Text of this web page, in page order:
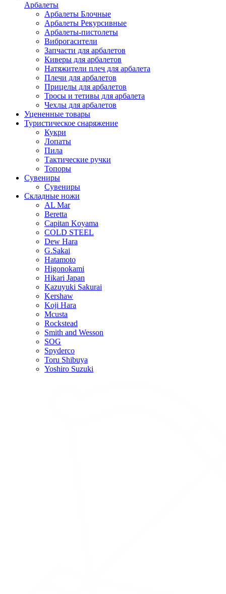
Арбалеты
Арбалеты Блочные
Арбалеты Рекурсивные
Арбалеты-пистолеты
Виброгасители
Запчасти для арбалетов
Киверы для арбалетов
Натяжители плеч для арбалета
Плечи для арбалетов
Прицелы для арбалетов
Тросы и тетивы для арбалета
Чехлы для арбалетов
Уцененные товары
Туристическое снаряжение
Кукри
Лопаты
Пила
Тактические ручки
Топоры
Сувениры
Сувениры
Складные ножи
AL Mar
Beretta
Capitan Koyama
COLD STEEL
Dew Hara
G.Sakai
Hatamoto
Higonokami
Hikari Japan
Kazuyuki Sakurai
Kershaw
Koji Hara
Mcusta
Rockstead
Smith and Wesson
SOG
Spyderco
Toru Shibuya
Yoshiro Suzuki